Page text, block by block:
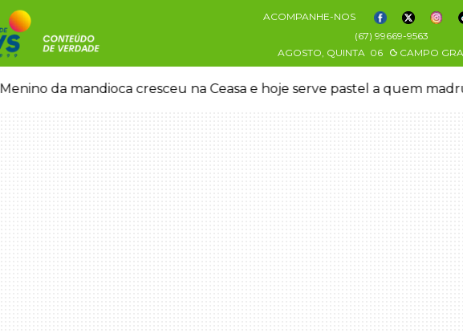
ACOMPANHE-NOS
(67) 99669-9563
AGOSTO, QUINTA 06 CAMPO
Menino da mandioca cresceu na Ceasa e hoje serve pastel a quem